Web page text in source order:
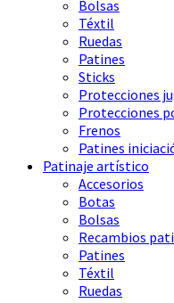
Bolsas
Téxtil
Ruedas
Patines
Sticks
Protecciones
Protecciones
Frenos
Patines
Patinaje artístico
Accesorios
Botas
Bolsas
Recambios
Patines
Téxtil
Ruedas